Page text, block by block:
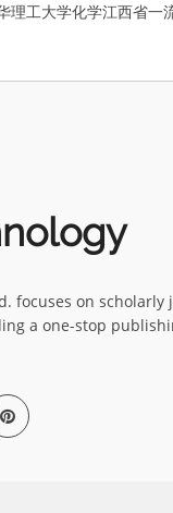
工大学化学江西省一
focuses on
a one-stop